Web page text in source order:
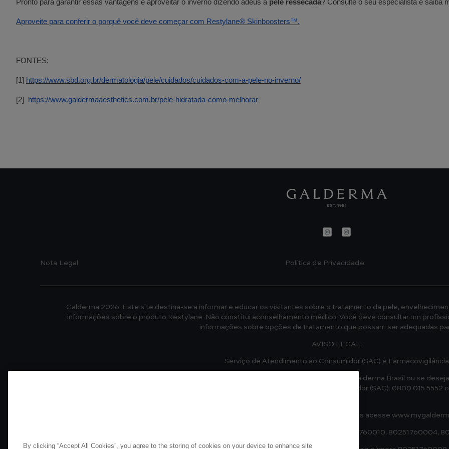
Pronto para garantir essas vantagens e aproveitar o inverno dizendo adeus à pele ressecada? Consulte o seu especialista e saiba
Aproveite para conferir o porquê você deve começar com Restylane® Skinboosters™.
FONTES:
[1] https://www.sbd.org.br/dermatologia/pele/cuidados/cuidados-com-a-pele-no-inverno/
[2] https://www.galdermaaesthetics.com.br/pele-hidratada-como-melhorar
Nota Legal Política de Privacidade
Galderma 2026. Este site destina-se a informar e educar os visitantes sobre o tratamento da pele,
informações sobre o produto Restylane. Não constitui aconselhamento médico. Você deve consultar um
informações sobre opções de tratamento que possam ser adequadas
AVISO LEGAL:
Serviço de Atendimento ao Consumidor (SAC) e Farmacovigilância
Para esclarecimento de dúvidas e fornecimento de informações sobre os produtos da Galderma Brasil ou se
produtos da Galderma Brasil, entre em contato com o Serviço de Atendimento ao Consumidor (SAC): 0800 015 5552
Se você é profissional e quer comprar nossos produtos acesse
Os produtos da linha Restylane® estão registrados na ANVISA sob números 80251760010, 80251760004,
By clicking “Accept All Cookies”, you agree to the storing of cookies on your device to enhance site